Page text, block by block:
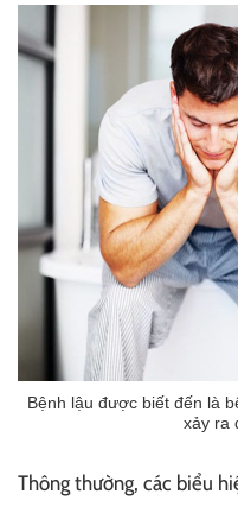
Bệnh lậu được biết đến là
xảy ra
Thông thường, các biểu